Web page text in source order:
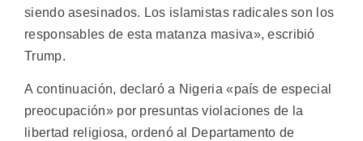
siendo asesinados. Los islamistas radicales son los
responsables de esta matanza masiva», escribió
Trump.
A continuación, declaró a Nigeria «país de especial
preocupación» por presuntas violaciones de la
libertad religiosa, ordenó al Departamento de